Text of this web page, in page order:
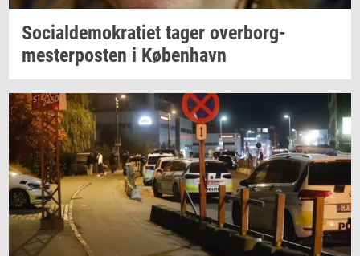
So­ci­al­de­mo­kra­ti­et tager over­borg­
mester­po­sten i Kø­ben­havn